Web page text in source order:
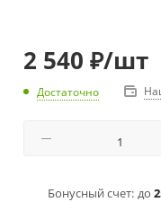
2 540 ₽/шт
Достаточно
Бонусный счет: до